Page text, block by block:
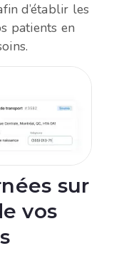
d’établir les
patients en
sur
vos